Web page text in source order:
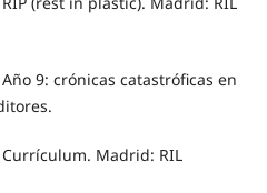
9: crónicas catastróficas en
Currículum. Madrid: RIL